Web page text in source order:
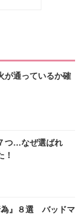
が通っているか確
つ…なぜ選ばれ
！
為』８選 バッドマ